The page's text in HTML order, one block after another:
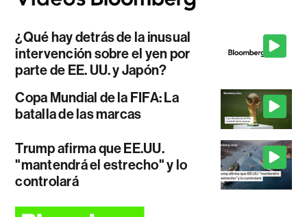
¿Qué hay detrás de la inusual
intervención sobre el yen por
parte de EE. UU. y Japón?
Copa Mundial de la FIFA: La
batalla de las marcas
Trump afirma que EE.UU.
"mantendrá el estrecho" y lo
controlará